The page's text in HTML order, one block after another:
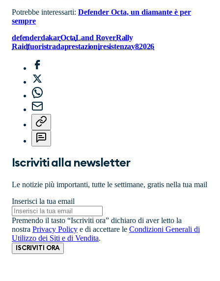
Potrebbe interessarti: Defender Octa, un diamante è per
sempre
defenderdakarOctaLand RoverRally
Raidfuoristradaprestazioniresistenzav82026
Iscriviti alla newsletter
Le notizie più importanti, tutte le settimane, gratis nella tua mail
Inserisci la tua email
Premendo il tasto “Iscriviti ora” dichiaro di aver letto la
nostra Privacy Policy e di accettare le Condizioni Generali di
Utilizzo dei Siti e di Vendita.
ISCRIVITI ORA